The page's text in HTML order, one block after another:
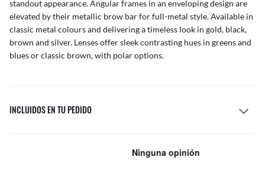
standout appearance. Angular frames in an enveloping design are
elevated by their metallic brow bar for full-metal style. Available in
classic metal colours and delivering a timeless look in gold, black,
brown and silver. Lenses offer sleek contrasting hues in greens and
blues or classic brown, with polar options.
INCLUIDOS EN TU PEDIDO